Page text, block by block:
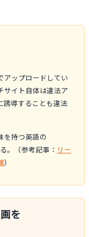
アップロードしてい
サイト自体は違法ア
誘導することも違法
を持つ英語の
。（参考記事： リー
）
を